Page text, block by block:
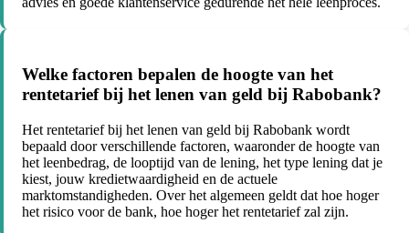
Welke factoren bepalen de hoogte van het
rentetarief bij het lenen van geld bij Rabobank?
Het rentetarief bij het lenen van geld bij Rabobank wordt
bepaald door verschillende factoren, waaronder de hoogte van
het leenbedrag, de looptijd van de lening, het type lening dat je
kiest, jouw kredietwaardigheid en de actuele
marktomstandigheden. Over het algemeen geldt dat hoe hoger
het risico voor de bank, hoe hoger het rentetarief zal zijn.